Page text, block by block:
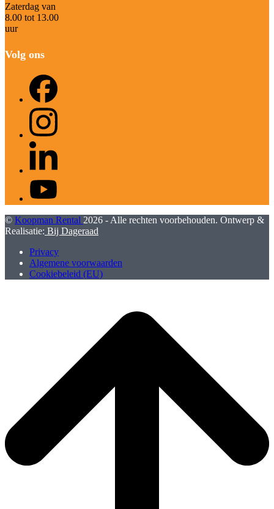
Zaterdag van
8.00 tot 13.00
uur
Volg ons
Instagram
© Koopman Rental 2026 - Alle rechten voorbehouden. Ontwerp &
Realisatie: Bij Dageraad
Privacy
Algemene voorwaarden
Cookiebeleid (EU)